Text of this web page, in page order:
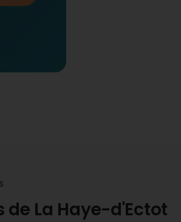
La Haye-d'Ectot